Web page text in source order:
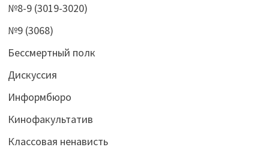
№8-9 (3019-3020)
№9 (3068)
Бессмертный полк
Дискуссия
Информбюро
Кинофакультатив
Классовая ненависть